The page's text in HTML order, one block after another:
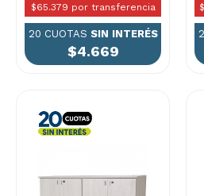
$65.379 por transferencia
20 CUOTAS SIN INTERÉS
$4.669